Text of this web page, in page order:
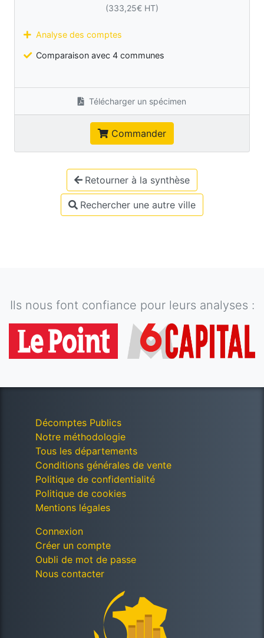
(333,25€ HT)
Analyse des comptes
Comparaison avec 4 communes
Télécharger un spécimen
Commander
Retourner à la synthèse
Rechercher une autre ville
Ils nous font confiance pour leurs analyses :
Décomptes Publics
Notre méthodologie
Tous les départements
Conditions générales de vente
Politique de confidentialité
Politique de cookies
Mentions légales
Connexion
Créer un compte
Oubli de mot de passe
Nous contacter